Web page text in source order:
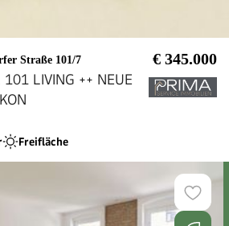
Straße 101/7 € 345.000
LIVING ++ NEUE
Freifläche